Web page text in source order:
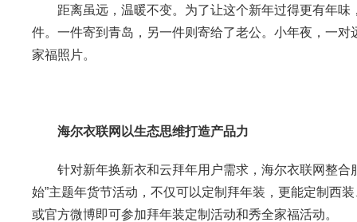
距离虽远，温暖不变。为了让这个新年过得更有年味
件。一件寄到青岛，另一件则寄给了老公。小年夜，一
家福照片。
海尔衣联网以生态思维打造产品力
针对新年换新衣和云拜年用户需求，海尔衣联网整合
始”主题年货节活动，不仅可以定制拜年装，更能定制西
或官方微博即可参加拜年装定制活动和秀全家福活动。